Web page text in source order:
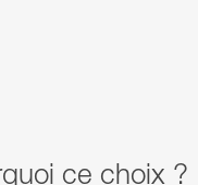
ce choix ?